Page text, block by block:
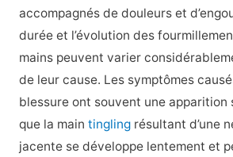
accompagnés de douleurs et
durée et l’évolution des
mains peuvent varier
de leur cause. Les symptômes
blessure ont souvent une apparition
que la main tinglingrésultant d’une
jacente se développe lentement et